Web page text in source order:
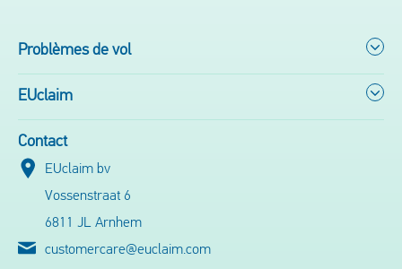
Problèmes de vol
EUclaim
Contact
EUclaim bv
Vossenstraat 6
6811 JL Arnhem
customercare@euclaim.com